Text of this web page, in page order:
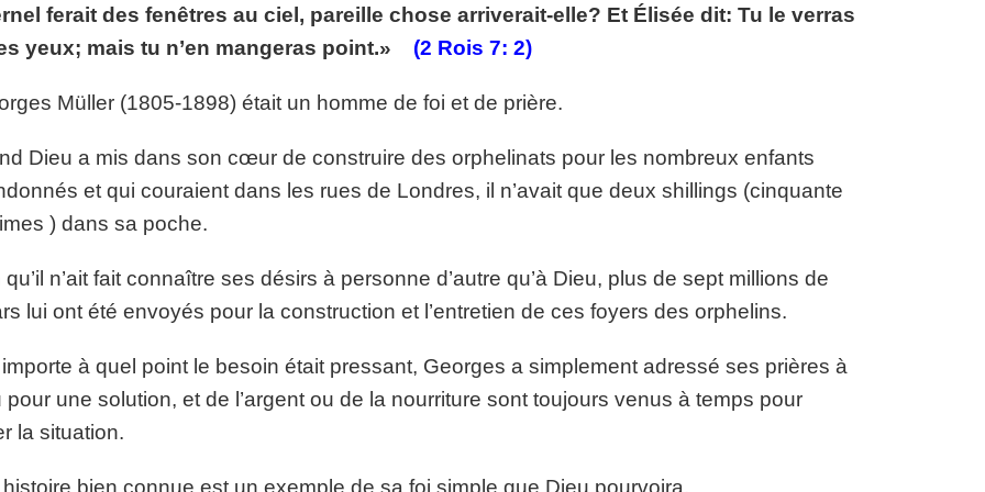
www.lafoiapostolique.org/wp-
lasse-rempli-de-tritesse.mp3
ferait des fenêtres au ciel, pareille chose arriverait-elle? Et Élisée dit: Tu le verras
yeux; mais tu n’en mangeras point.» (2 Rois 7: 2)
Müller (1805-1898) était un homme de foi et de prière.
Dieu a mis dans son cœur de construire des orphelinats pour les nombreux enfants
et qui couraient dans les rues de Londres, il n’avait que deux shillings (cinquante
) dans sa poche.
qu’il n’ait fait connaître ses désirs à personne d’autre qu’à Dieu, plus de sept millions de
lui ont été envoyés pour la construction et l’entretien de ces foyers des orphelins.
à quel point le besoin était pressant, Georges a simplement adressé ses prières à
pour une solution, et de l’argent ou de la nourriture sont toujours venus à temps pour
la situation.
bien connue est un exemple de sa foi simple que Dieu pourvoira.